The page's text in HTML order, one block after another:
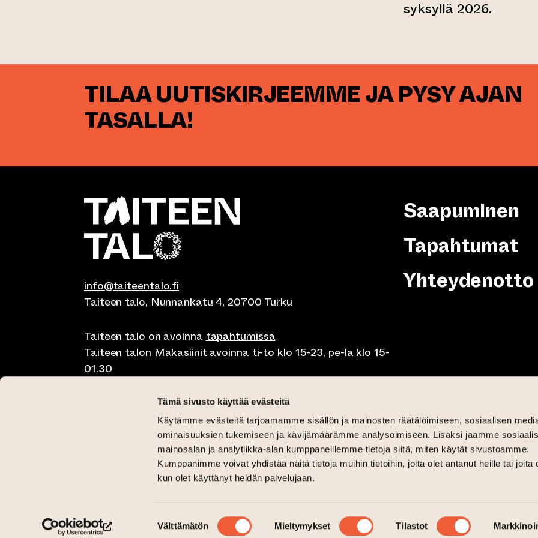
(siirtyy toiseen verkkopalveluun)
Tämä sivusto käyttää evästeitä
Käytämme evästeitä tarjoamamme sisällön ja mainosten räätälöimiseen, sosiaalisen
ominaisuuksien tukemiseen ja kävijämäärämme analysoimiseen. Lisäksi jaamme
mainosalan ja analytiikka-alan kumppaneillemme tietoja siitä, miten käytät sivustoamme.
Kumppanimme voivat yhdistää näitä tietoja muihin tietoihin, joita olet antanut heille tai joita
kun olet käyttänyt heidän palvelujaan.
valinta
Välttämätön Mieltymykset Tilastot
syksyllä 2026.
TILAA UUTISKIRJEEMME JA PYSY AJAN
TASALLA!
info@taiteentalo.fi
Taiteen talo, Nunnankatu 4, 20700 Turku
Taiteen talo on avoinna tapahtumissa
Taiteen talon Makasiinit avoinna ti-to klo 15-23, pe-la klo 15-
01.30
Café Elephanten su-ma klo 10-20, ti-to klo 10-23, pe-la klo 10-
Pegasus Taiteen talo ma-pe lounas klo 10.30-15, la lounas klo
11-15 ja brunssi su klo 11-15
Kriittinen Galleria ti-su 12-18
Galleria Aski ti-pe 12-18 ja la-su 12-16
Taiteen talo Facebookissa
(siirtyy toiseen verkkopalveluun)
Taiteen talo Instagramissa
(siirtyy toiseen verkkopalveluun)
Saapuminen
Tapahtumat
Yhteydenotto